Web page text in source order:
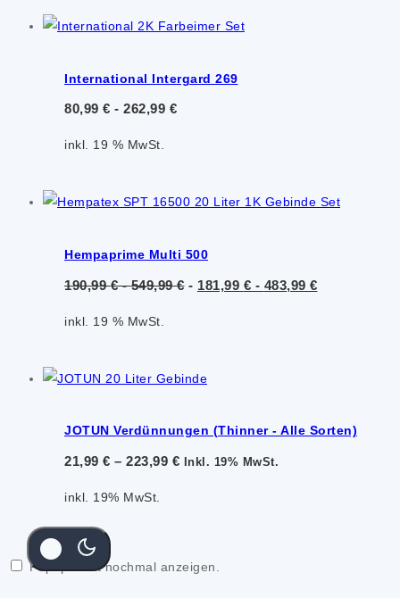
International Intergard 269
80,99 € - 262,99 €
inkl. 19 % MwSt.
Hempaprime Multi 500
190,99€-549,99€- 181,99 € - 483,99 €
inkl. 19 % MwSt.
JOTUN Verdünnungen (Thinner - Alle Sorten)
21,99 € – 223,99 € Inkl. 19% MwSt.
inkl. 19% MwSt.
Popup nicht nochmal anzeigen.